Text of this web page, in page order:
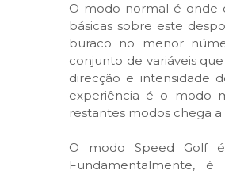
O modo normal é onde
básicas sobre este
buraco no menor
conjunto de variáveis
direcção e intensidade
experiência é o modo
restantes modos chega
O modo Speed Golf
Fundamentalmente,